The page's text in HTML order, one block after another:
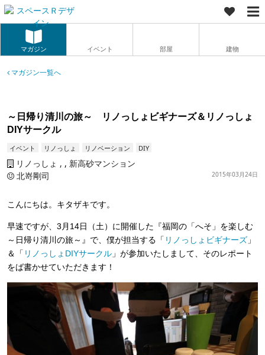
マガジン イベント 部屋 建物
マガジン一覧へ
～日帰り清川の旅～ リノっしょビギナーズ＆リノっしょ
DIYサークル
イベント リノっしょ リノベーション DIY
リノっしょ , 新高砂マンション
北嵜剛司
2015年03月24日
こんにちは。キタザキです。
早速ですが、3月14日（土）に開催した『福岡の「へそ」を楽しむ
～日帰り清川の旅～』で、僕が担当する「 リノっしょビギナーズ 」
＆「 リノっしょDIYサークル 」が参加いたしまして、そのレポート
をば書かせていただきます！